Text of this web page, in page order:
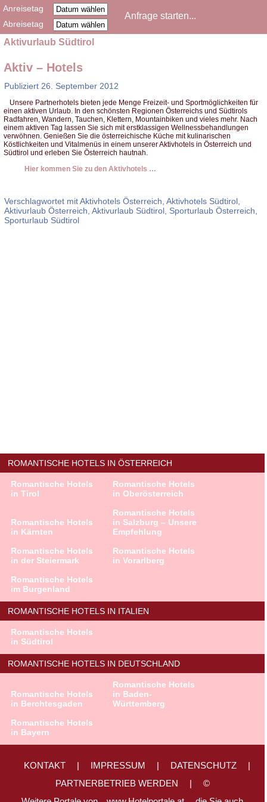
Anreisetag
Abreisetag
Aktivurlaub Südtirol
Aktiv – Hotels
Publiziert 26. September 2012
Unsere Partnerhotels bieten jede Menge Freizeit- und Sportmöglichkeiten für
einen aktiven Urlaub. In den schönsten Regionen Österreichs und Südtirols
Radfahren, Wandern, Tauchen, Klettern, Mountainbiken und vieles mehr. Nach
einem aktiven Tag lassen Sie sich mit erstklassigen Wellnessbehandlungen
verwöhnen. Genießen Sie die österreichische Küche mit kulinarischen
Köstlichkeiten und Vitalmenüs in einem unserer Aktivhotels in Österreich und
Südtirol und erleben Sie Österreich hautnah.
Hier kommen Sie zu den Aktivhotels …
Verschlagwortet mitAktivhotels Österreich Aktivhotels Südtirol
Aktivurlaub Österreich Aktivurlaub Südtirol Sporturlaub Österreich
Sporturlaub Südtirol
ROMANTISCHE HOTELS IN ÖSTERREICH
Romantische Hotels
in Tirol
Romantische Hotels
in Oberösterreich
Romantische Hotels
in Kärnten
Romantische Hotels
in Salzburg – Unsere
Empfehlung
Romantische Hotels
in der Steiermark
Romantische Hotels
in Vorarlberg
Romantische Hotels
im Burgenland
ROMANTISCHE HOTELS IN ITALIEN
Romantische Hotels
in Südtirol
ROMANTISCHE HOTELS IN DEUTSCHLAND
Romantische Hotels
in Berchtesgaden
Romantische Hotels
in Baden-
Württemberg
Romantische Hotels
in Bayern
KONTAKT | IMPRESSUM | DATENSCHUTZ
|
PARTNERBETRIEB WERDEN
|
©